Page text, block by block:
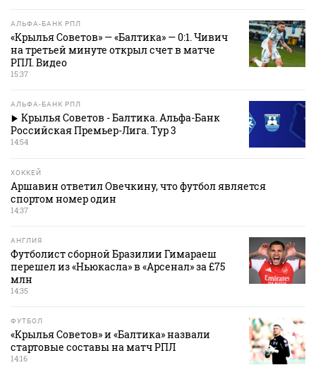
АЛЬФА-БАНК РПЛ
«Крылья Советов» — «Балтика» — 0:1. Чивич
на третьей минуте открыл счет в матче
РПЛ. Видео
15:37
АЛЬФА-БАНК РПЛ
Крылья Советов - Балтика. Альфа-Банк
Российская Премьер-Лига. Тур 3
14:54
ХОККЕЙ
Аршавин ответил Овечкину, что футбол является
спортом номер один
14:37
АНГЛИЯ
Футболист сборной Бразилии Гимараеш
перешел из «Ньюкасла» в «Арсенал» за £75
млн
14:35
ФУТБОЛ
«Крылья Советов» и «Балтика» назвали
стартовые составы на матч РПЛ
14:16